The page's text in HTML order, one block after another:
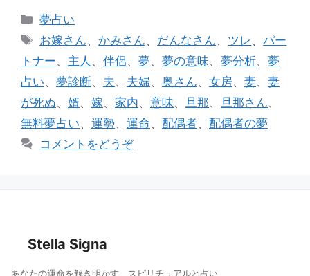
e c
e
b
o
o
k
l
カ
テ
ゴ
リ
ー
夢占い
タ
お嫁さん、 かみさん、 だんなさん、 ツレ 、パー
トナー、 主人 、 伴侶、 夢、 夢の意味、 夢分析、 夢
占い、 夢診断、 夫、 夫婦、 奥さん、 女房、 妻、 妻
が死ぬ、 婿、 嫁、 家内、 意味、 旦那、 旦那さん、
無料夢占い、 運勢、 運命、 配偶者、 配偶者の夢
コメントをどうぞ
Stella Signa
あなたの運命を解き明かす、スピリチュアルと占い